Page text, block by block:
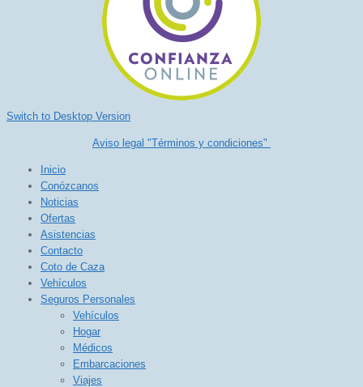
Switch to Desktop Version
Aviso legal "Términos y condiciones"
Inicio
Conózcanos
Noticias
Ofertas
Asistencias
Contacto
Coto de Caza
Vehículos
Seguros Personales
Vehículos
Hogar
Médicos
Embarcaciones
Viajes